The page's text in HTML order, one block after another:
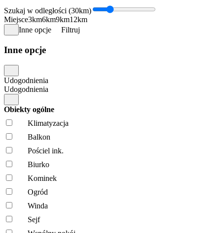
Szukaj w odległości (30km)
Miejsce3km6km9km12km
Inne opcje
Filtruj
Inne opcje
Udogodnienia
Udogodnienia
Obiekty ogólne
Klimatyzacja
Balkon
Pościel ink.
Biurko
Kominek
Ogród
Winda
Sejf